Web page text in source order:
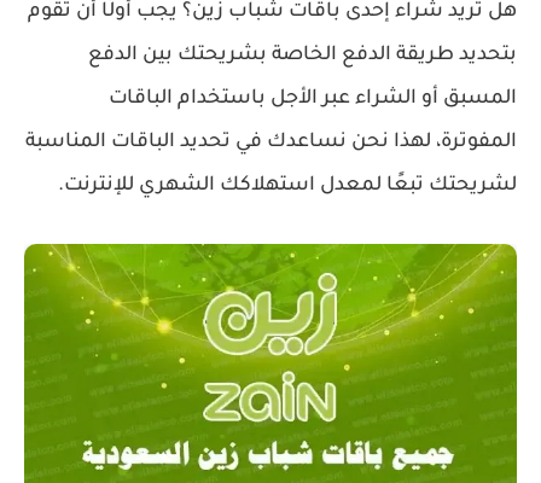
هل تريد شراء إحدى باقات شباب زين؟ يجب أولًا أن تقوم
بتحديد طريقة الدفع الخاصة بشريحتك بين الدفع
المسبق أو الشراء عبر الأجل باستخدام الباقات
المفوترة، لهذا نحن نساعدك في تحديد الباقات المناسبة
لشريحتك تبعًا لمعدل استهلاكك الشهري للإنترنت.